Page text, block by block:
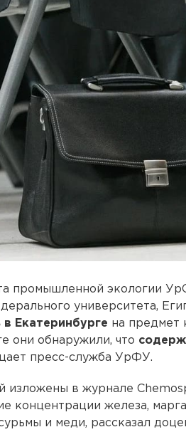
промышленной экологии
университета,
в Екатеринбурге на предмет
они обнаружили, что
пресс-служба УрФУ.
изложены в журнале
концентрации железа,
и меди, рассказал